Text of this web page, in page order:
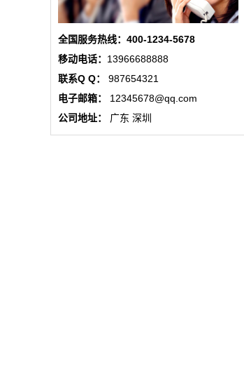
全国服务热线：400-1234-5678
移动电话： 13966688888
联系Q Q： 987654321
电子邮箱： 12345678@qq.com
公司地址： 广东 深圳